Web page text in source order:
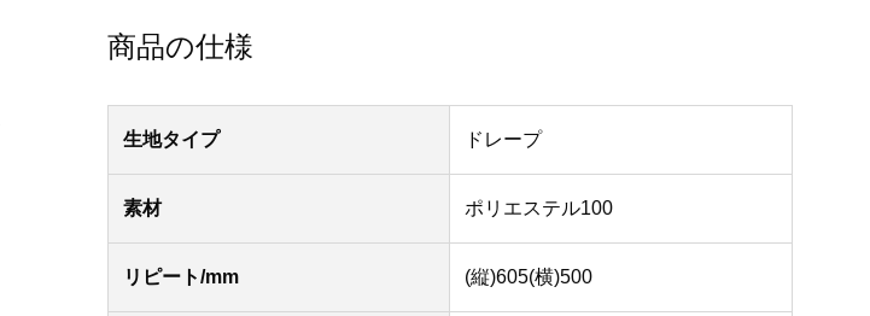
商品の仕様
生地タイプ ドレープ
素材 ポリエステル100
リピート/mm (縦)605(横)500